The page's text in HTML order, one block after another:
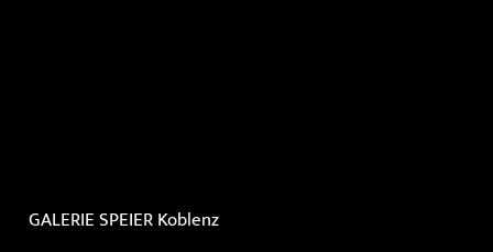
GALERIE SPEIERKoblenz